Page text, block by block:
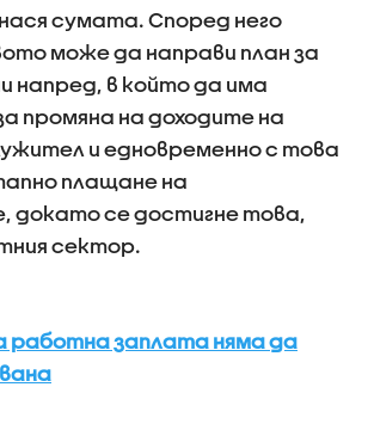
сумата. Според него
може да направи план за
напред, в който да има
промяна на доходите на
и едновременно с това
плащане на
докато се достигне това,
сектор.
работна заплата няма да